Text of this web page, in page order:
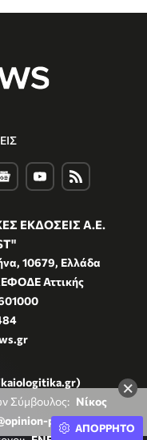
×
ΕΚΔΟΣΕΙΣ Α.Ε.
10679, Ελλάδα
Αττικής
Σύμβουλος: Νίκος
post.gr)
ΑΠΟΡΡΗΤΟ